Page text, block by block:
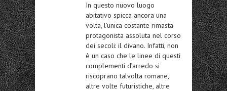
In questo nuovo luogo
abitativo spicca ancora una
volta, l’unica costante rimasta
protagonista assoluta nel corso
dei secoli: il divano. Infatti, non
è un caso che le linee di questi
complementi d’arredo si
riscoprano talvolta romane,
altre volte futuristiche, altre